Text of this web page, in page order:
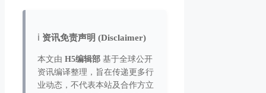
ℹ️ 资讯免责声明 (Disclaimer)
本文由 H5编辑部 基于全球公开
资讯编译整理，旨在传递更多行
业动态，不代表本站及合作方立